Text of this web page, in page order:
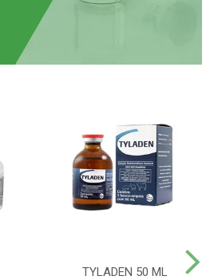
TYLADEN 50 ML